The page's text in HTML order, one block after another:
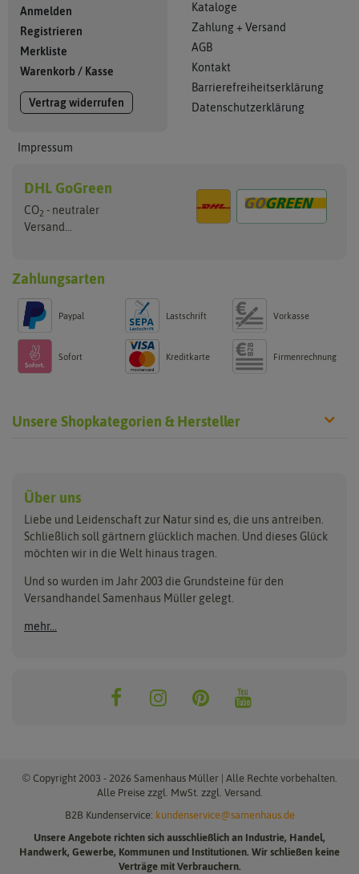
Anmelden
Registrieren
Merkliste
Warenkorb / Kasse
Vertrag widerrufen
Impressum
Kataloge
Zahlung + Versand
AGB
Kontakt
Barrierefreiheitserklärung
Datenschutzerklärung
DHL GoGreen
CO2 - neutraler
Versand...
Zahlungsarten
Paypal Lastschrift Vorkasse
Sofort Kreditkarte Firmenrechnung
Unsere Shopkategorien & Hersteller
Anzuchtschalen
Beleuchtung
Folien, Vliese und Netze
Gartengeräte
Nützlinge & Nisthilfen
Keimsprossen
Saatgut für Werbezwecke
Samen-Sets
Gemüsesamen
Exotische Samen
Rasensamen
Pflanzgut
Pflanzschalotten
Steckzwiebeln
Benary
Buzzy Seeds
Clever Pots
Dürr-Samen
FLORTUS
Greenline
Grüne Oase
ReNatura Vogelwelt
Über uns
Liebe und Leidenschaft zur Natur sind es, die uns antreiben.
Schließlich soll gärtnern glücklich machen. Und dieses Glück
möchten wir in die Welt hinaus tragen.
Und so wurden im Jahr 2003 die Grundsteine für den
Versandhandel Samenhaus Müller gelegt.
mehr...
© Copyright 2003 - 2026 Samenhaus Müller | Alle Rechte vorbehalten.
Alle Preise zzgl. MwSt. zzgl. Versand.
B2B Kundenservice: kundenservice@samenhaus.de
Unsere Angebote richten sich ausschließlich an Industrie, Handel,
Handwerk, Gewerbe, Kommunen und Institutionen. Wir schließen keine
Verträge mit Verbrauchern.